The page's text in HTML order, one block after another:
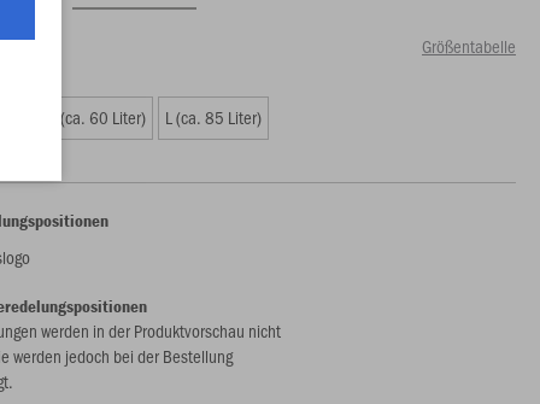
Größentabelle
M (ca. 60 Liter) L (ca. 85 Liter)
werden in der Produktvorschau nicht
werden jedoch bei der Bestellung